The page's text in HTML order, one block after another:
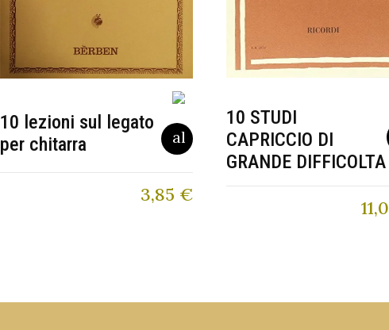
10 lezioni sul legato
per chitarra
3,85 €
10 STUDI
CAPRICCIO DI
GRANDE DIFFICOLTA